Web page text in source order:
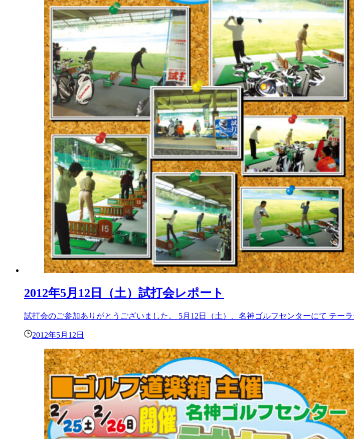
2012年5月12日（土）試打会レポート
試打会のご参加ありがとうございました。 5月12日（土）、名神ゴルフセンターにて テー
2012年5月12日